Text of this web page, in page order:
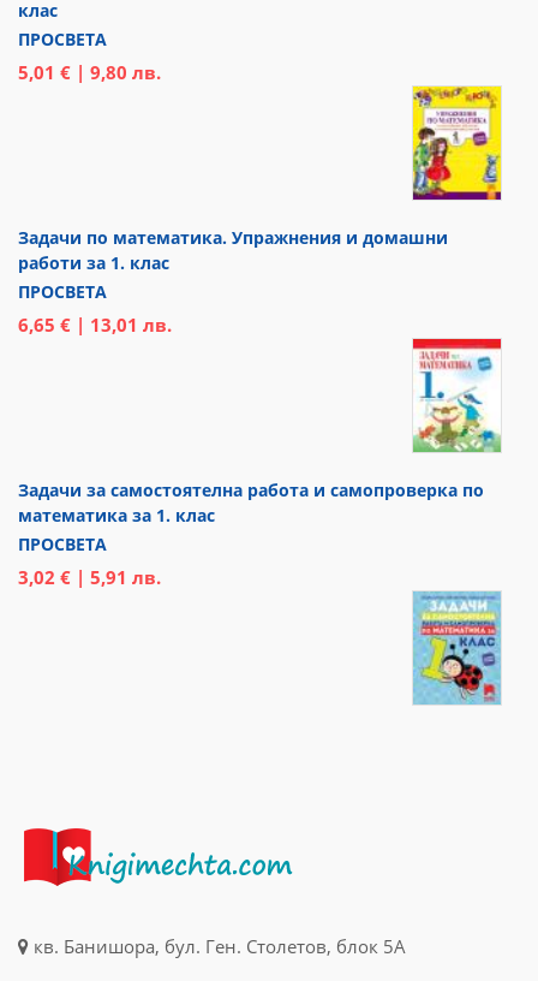
клас
ПРОСВЕТА
5,01 € | 9,80 лв.
Задачи по математика. Упражнения и домашни
работи за 1. клас
ПРОСВЕТА
6,65 € | 13,01 лв.
Задачи за самостоятелна работа и самопроверка по
математика за 1. клас
ПРОСВЕТА
3,02 € | 5,91 лв.
кв. Банишора, бул. Ген. Столетов, блок 5А